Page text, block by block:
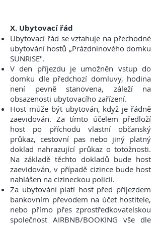
X. Ubytovací řád
Ubytovací řád se vztahuje na přechodné
ubytování hostů „Prázdninového domku
SUNRISE".
V den příjezdu je umožněn vstup do
domku dle předchozí domluvy, hodina
není pevně stanovena, záleží na
obsazenosti ubytovacího zařízení.
Host může být ubytován, když je řádně
zaevidován. Za tímto účelem předloží
host po příchodu vlastní občanský
průkaz, cestovní pas nebo jiný platný
doklad nahrazující průkaz o totožnosti.
Na základě těchto dokladů bude host
zaevidován, v případě cizince bude host
nahlášen na cizineckou policii.
Za ubytování platí host před příjezdem
bankovním převodem na účet hostitele,
nebo přímo přes zprostředkovatelskou
společnost AIRBNB/BOOKING vše dle